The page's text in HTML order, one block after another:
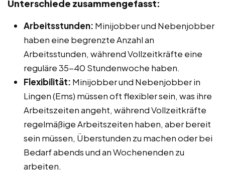
Unterschiede zusammengefasst:
Arbeitsstunden: Minijobber und Nebenjobber
haben eine begrenzte Anzahl an
Arbeitsstunden, während Vollzeitkräfte eine
reguläre 35-40 Stundenwoche haben.
Flexibilität: Minijobber und Nebenjobber in
Lingen (Ems) müssen oft flexibler sein, was ihre
Arbeitszeiten angeht, während Vollzeitkräfte
regelmäßige Arbeitszeiten haben, aber bereit
sein müssen, Überstunden zu machen oder bei
Bedarf abends und an Wochenenden zu
arbeiten.